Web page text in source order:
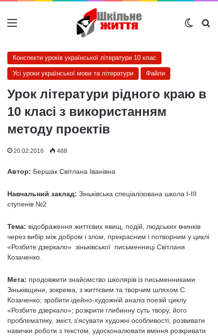
Меню
Конспекти уроків української літератури 10 клас
Усі уроки української мови та літератури Файли
Урок літератури рідного краю в
10 класі з використанням
методу проектів
20.02.2016 488
Автор: Бершак Світлана Іванівна
Навчальний заклад: Зіньківська спеціалізована школа І-ІІІ
ступенів №2
Тема: відображення життєвих явищ, подій, людських вчинків
через вибір між добром і злом, прекрасним і потворним у циклі
«Розбите дзеркало» зіньківської письменниці Світлани
Козаченко.
Мета: продовжити знайомство школярів із письменниками
Зіньківщини, зокрема, з життєвим та творчим шляхом С.
Козаченко; зробити ідейно-художній аналіз поезій циклу
«Розбите дзеркало»; розкрити глибинну суть твору, його
проблематику, зміст, з’ясувати художні особливості; розвивати
навички роботи з текстом, удосконалювати вміння розкривати